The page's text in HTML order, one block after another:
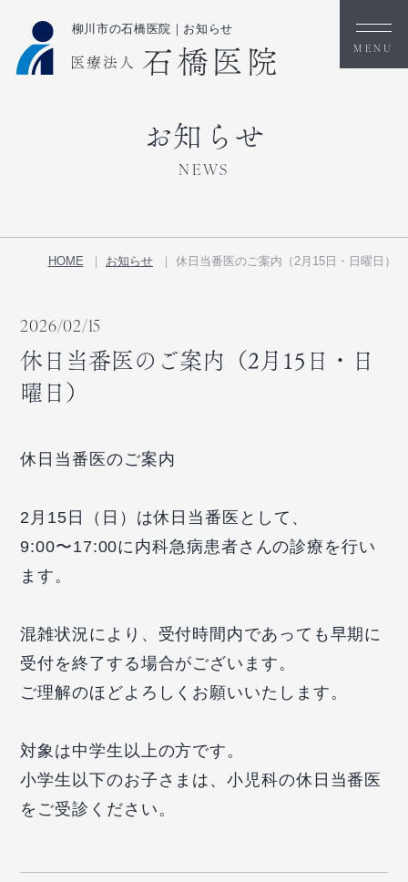
柳川市の石橋医院｜お知らせ
お知らせ
NEWS
HOME お知らせ 休日当番医のご案内（2月15日・日曜日）
2026/02/15
休日当番医のご案内（2月15日・日
曜日）
休日当番医のご案内
2月15日（日）は休日当番医として、
9:00〜17:00に内科急病患者さんの診療を行い
ます。
混雑状況により、受付時間内であっても早期に
受付を終了する場合がございます。
ご理解のほどよろしくお願いいたします。
対象は中学生以上の方です。
小学生以下のお子さまは、小児科の休日当番医
をご受診ください。